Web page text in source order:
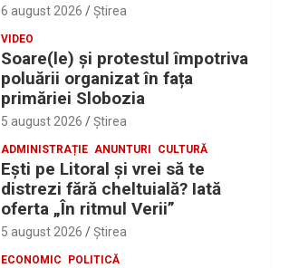
6 august 2026 Ştirea
VIDEO
Soare(le) și protestul împotriva
poluării organizat în fața
primăriei Slobozia
5 august 2026 Ştirea
ADMINISTRAȚIE ANUNTURI CULTURĂ
Eşti pe Litoral şi vrei să te
distrezi fără cheltuială? Iată
oferta „În ritmul Verii”
5 august 2026 Ştirea
ECONOMIC POLITICĂ